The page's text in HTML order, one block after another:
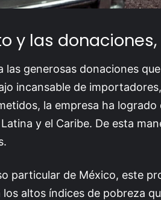
y las
las generosas donaciones
incansable de
la empresa ha
y el Caribe. De esta
particular de México, este
los altos índices de pobreza